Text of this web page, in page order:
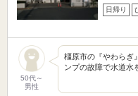
日帰り
50代～
男性
橿原市の『やわらぎ
ンプの故障で水道水